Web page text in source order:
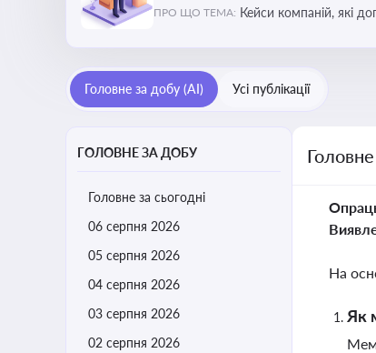
ПРО ЩО ТЕМА: Кейси компаній, які
Головне за добу (AI) Усі публікації
ГОЛОВНЕ ЗА ДОБУ
Головне за сьогодні
06 серпня 2026
05 серпня 2026
04 серпня 2026
03 серпня 2026
02 серпня 2026
На
Як